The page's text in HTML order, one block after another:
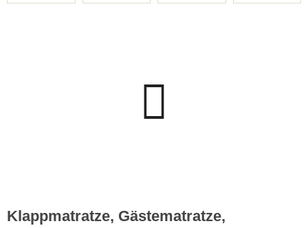
Klappmatratze, Gästematratze,